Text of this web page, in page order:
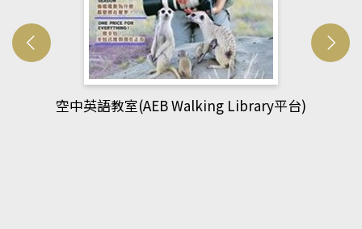
網管人(kono平台)